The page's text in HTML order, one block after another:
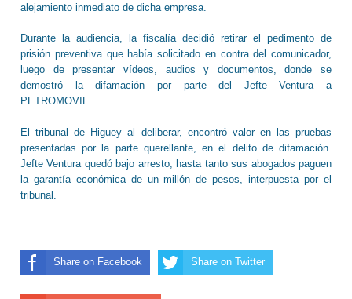
alejamiento inmediato de dicha empresa.
Durante la audiencia, la fiscalía decidió retirar el pedimento de
prisión preventiva que había solicitado en contra del comunicador,
luego de presentar vídeos, audios y documentos, donde se
demostró la difamación por parte del Jefte Ventura a
PETROMOVIL.
El tribunal de Higuey al deliberar, encontró valor en las pruebas
presentadas por la parte querellante, en el delito de difamación.
Jefte Ventura quedó bajo arresto, hasta tanto sus abogados paguen
la garantía económica de un millón de pesos, interpuesta por el
tribunal.
Share on Facebook Share on Twitter